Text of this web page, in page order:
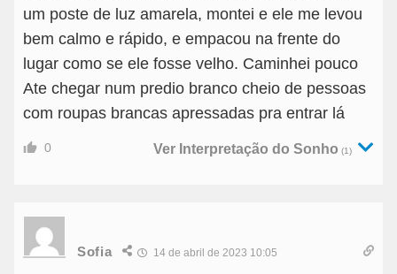
um poste de luz amarela, montei e ele me levou
bem calmo e rápido, e empacou na frente do
lugar como se ele fosse velho. Caminhei pouco
Ate chegar num predio branco cheio de pessoas
com roupas brancas apressadas pra entrar lá
0 Ver Interpretação do Sonho (1)
Sofia 14 de abril de 2023 10:05